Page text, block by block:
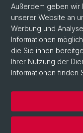
Software Shop
Genehmigerliste
© Universität Basel
IT-Services
Außerdem geben wir
unserer Website an
Werbung und
Informationen
die Sie ihnen
Ihrer Nutzung der
Informationen finden